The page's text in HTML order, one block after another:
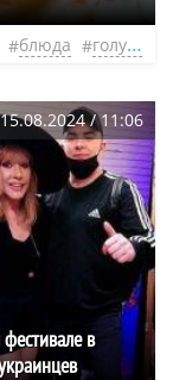
блюда голубцы
15.08.2024 / 11:06
в